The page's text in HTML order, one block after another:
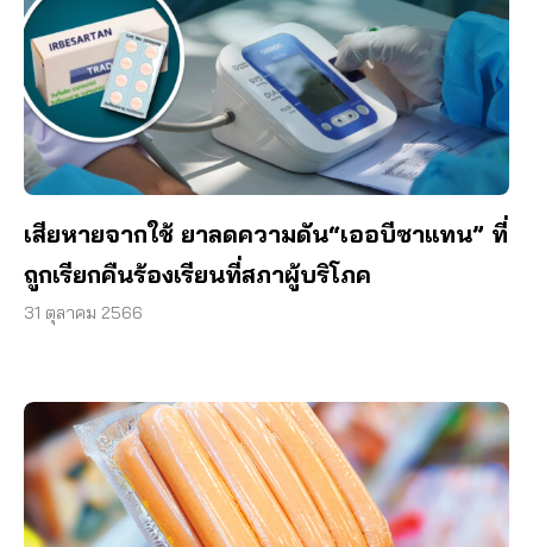
เสียหายจากใช้ ยาลดความดัน“เออบีซาแทน” ที่
ถูกเรียกคืนร้องเรียนที่สภาผู้บริโภค
31 ตุลาคม 2566